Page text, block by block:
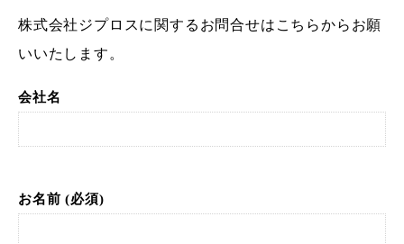
株式会社ジプロスに関するお問合せはこちらからお願
いいたします。
会社名
お名前 (必須)